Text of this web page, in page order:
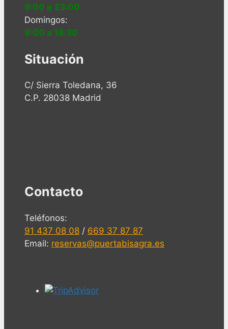
9:00 a 23:00
Domingos:
9:00 a 18:30
Situación
C/ Sierra Toledana, 36
C.P. 28038 Madrid
Contacto
Teléfonos:
91 437 08 08 / 669 37 87 87
Email: reservas@puertabisagra.es